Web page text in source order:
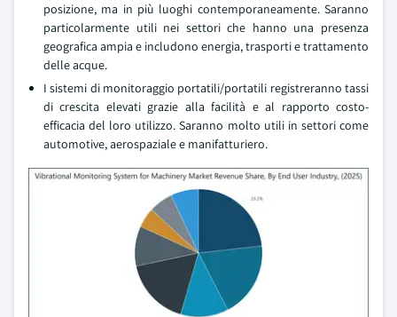
posizione, ma in più luoghi contemporaneamente. Saranno
particolarmente utili nei settori che hanno una presenza
geografica ampia e includono energia, trasporti e trattamento
delle acque.
I sistemi di monitoraggio portatili/portatili registreranno tassi
di crescita elevati grazie alla facilità e al rapporto costo-
efficacia del loro utilizzo. Saranno molto utili in settori come
automotive, aerospaziale e manifatturiero.